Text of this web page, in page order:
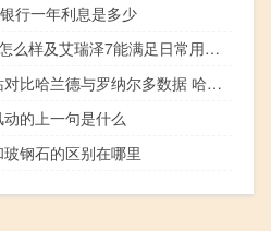
行一年利息是多少
艾瑞泽7怎么样及艾瑞泽7能满足日常用车需要吗
数据网站对比哈兰德与罗纳尔多数据 哈兰德伤缺变少瓜帅不懂以前多特做了啥但我们24小时照顾他
的上一句是什么
钢石的区别在哪里